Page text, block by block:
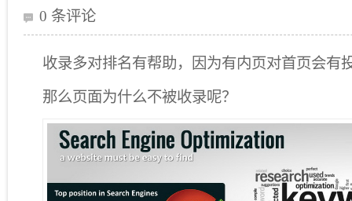
0 条评论
收录多对排名有帮助，因为有内页对首页会有
那么页面为什么不被收录呢？